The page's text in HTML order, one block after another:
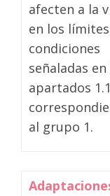
afecten a la
en los
condiciones
señaladas en
apartados
al grupo 1.